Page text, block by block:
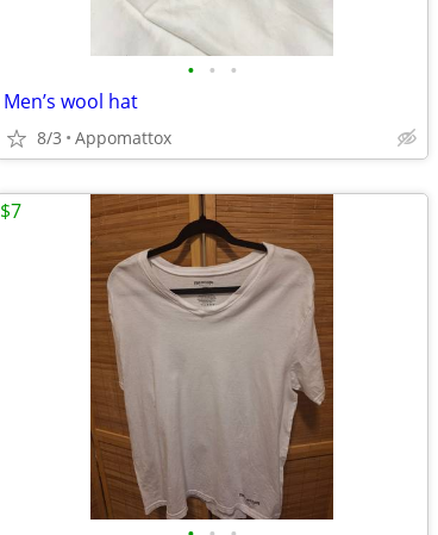
• • •
Men’s wool hat
8/3 Appomattox
$7